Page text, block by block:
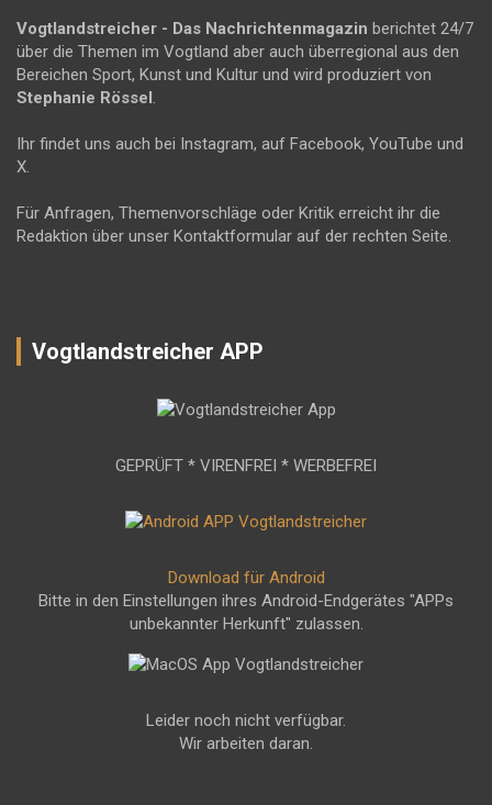
Vogtlandstreicher - Das Nachrichtenmagazin berichtet 24/7
über die Themen im Vogtland aber auch überregional aus den
Bereichen Sport, Kunst und Kultur und wird produziert von
Stephanie Rössel .
Ihr findet uns auch bei Instagram, auf Facebook, YouTube und
X.
Für Anfragen, Themenvorschläge oder Kritik erreicht ihr die
Redaktion über unser Kontaktformular auf der rechten Seite.
Vogtlandstreicher APP
GEPRÜFT * VIRENFREI * WERBEFREI
Download für Android
Bitte in den Einstellungen ihres Android-Endgerätes "APPs
unbekannter Herkunft" zulassen.
Leider noch nicht verfügbar.
Wir arbeiten daran.